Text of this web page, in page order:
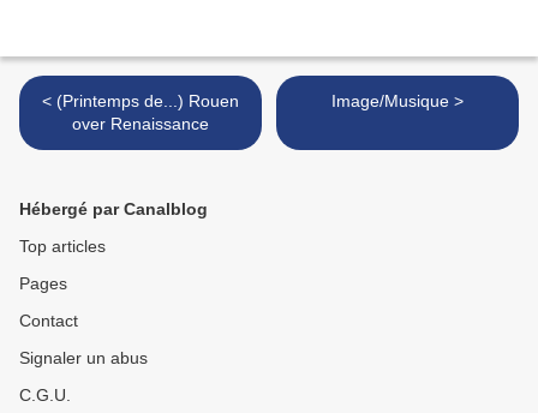
< (Printemps de...) Rouen
over Renaissance
Image/Musique >
Hébergé par Canalblog
Top articles
Pages
Contact
Signaler un abus
C.G.U.